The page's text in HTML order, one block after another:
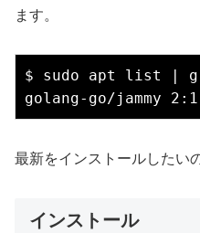
ます。
$ sudo apt list |
最新をインストールしたい
インストール